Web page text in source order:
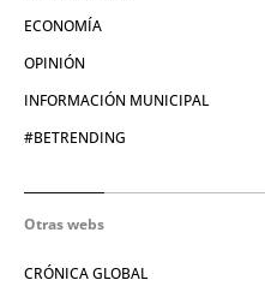
ECONOMÍA
OPINIÓN
INFORMACIÓN MUNICIPAL
#BETRENDING
Otras webs
CRÓNICA GLOBAL